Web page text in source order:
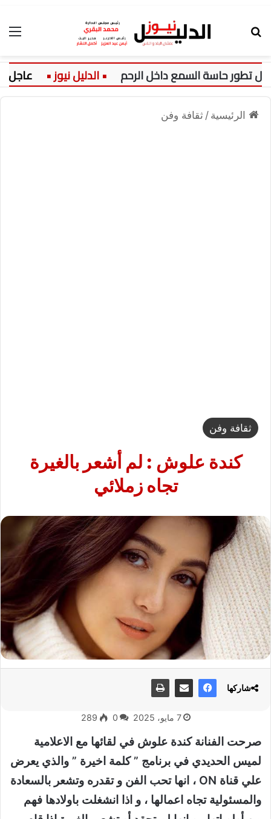
حاسة السمع داخل الرحم عاجل:
الرئيسية / ثقافة وفن
ثقافة وفن
كندة علوش : لم أشعر بالغيرة
تجاه زملائي
7 مايو، 2025 0
289
صرحت الفنانة كندة علوش في لقائها مع الاعلامية
لميس الحديدي في برنامج ” كلمة اخيرة ” والذي يعرض
علي قناة ON ، انها تحب الفن و تقدره وتشعر بالسعادة
والمسئولية تجاه اعمالها ، و اذا انشغلت باولادها فهم
شاركها